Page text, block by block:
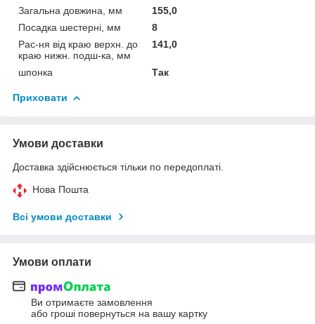
Загальна довжина, мм
155,0
Посадка шестерні, мм
8
Рас-ня від краю верхн. до
краю нижн. подш-ка, мм
141,0
шпонка Так
Приховати
Умови доставки
Доставка здійснюється тільки по передоплаті.
Нова Пошта
Всі умови доставки
Умови оплати
Ви отримаєте замовлення
або гроші повернуться на вашу картку